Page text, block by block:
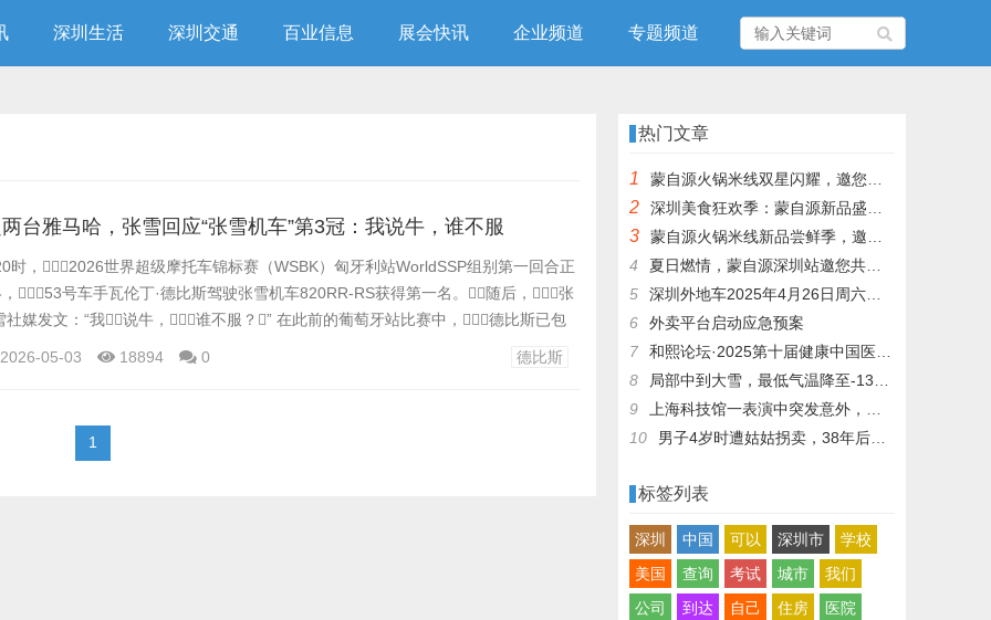
深圳生活 深圳交通 百业信息 展会快讯 企业频道 专题频道
台雅马哈，张雪回应“张雪机车”第3冠：我说牛，谁不服
时，2026世界超级摩托车锦标赛（WSBK）匈牙利站WorldSSP组别第一回合正
53号车手瓦伦丁·德比斯驾驶张雪机车820RR-RS获得第一名。随后，张
媒发文：“我说牛，谁不服？” 在此前的葡萄牙站比赛中，德比斯已包
拿下中国机车品牌在该项国际顶级赛事的历史首冠，实现历史性突破。
2026-05-03 18894 0 德比斯
1
热门文章
1 蒙自源火锅米线双星闪耀，邀您共享辣爽夏日盛宴！
2 深圳美食狂欢季：蒙自源新品盛宴邀您品尝
3
蒙自源火锅米线新品尝鲜季，邀您共享味蕾盛宴！
4
夏日燃情，蒙自源深圳站邀您共赴美食盛宴！
5
深圳外地车2025年4月26日周六限行吗
6
外卖平台启动应急预案
7
和熙论坛·2025第十届健康中国医药连锁发展论坛在泰州举办
8
局部中到大雪，最低气温降至-13℃，济南今冬的第一场雪，或跟去年同一时间！
9
上海科技馆一表演中突发意外，机器人从高处坠落摔毁
10
男子4岁时遭姑姑拐卖，38年后终回家认亲！聋哑父母苦寻多年，母亲已抱憾离世丨红星寻人
标签列表
深圳 中国 可以 深圳市
学校
美国
查询 考试 城市
我们
公司
到达 自己 住房
医院